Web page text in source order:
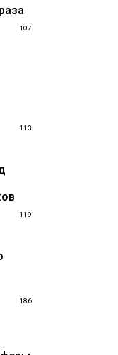
107
113
119
186